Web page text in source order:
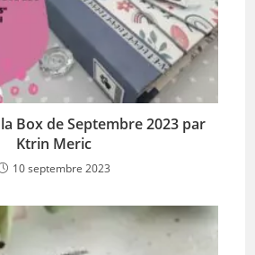
Box de Septembre 2023 par
Ktrin Meric
10 septembre 2023